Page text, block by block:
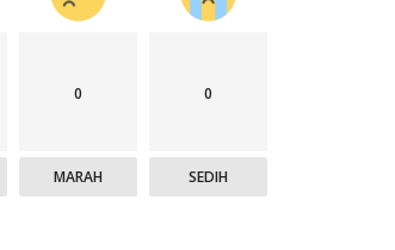
0
MARAH
0
SEDIH
Giat Quick Wins Polri, Polres Mabar
sambagi warga pesisir